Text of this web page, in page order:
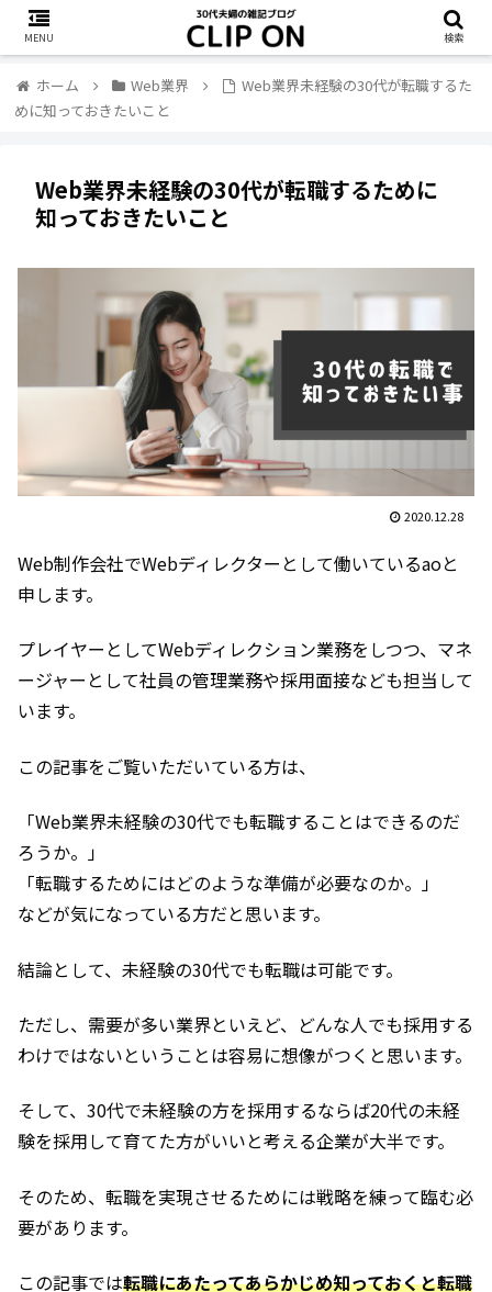
ホーム Web業界
Web業界未経験の30代が転職するた
めに知っておきたいこと
Web業界未経験の30代が転職するために
知っておきたいこと
2020.12.28
Web制作会社でWebディレクターとして働いているaoと
申します。
プレイヤーとしてWebディレクション業務をしつつ、マネ
ージャーとして社員の管理業務や採用面接なども担当して
います。
この記事をご覧いただいている方は、
「Web業界未経験の30代でも転職することはできるのだ
ろうか。」
「転職するためにはどのような準備が必要なのか。」
などが気になっている方だと思います。
結論として、未経験の30代でも転職は可能です。
ただし、需要が多い業界といえど、どんな人でも採用する
わけではないということは容易に想像がつくと思います。
そして、30代で未経験の方を採用するならば20代の未経
験を採用して育てた方がいいと考える企業が大半です。
そのため、転職を実現させるためには戦略を練って臨む必
要があります。
この記事では転職にあたってあらかじめ知っておくと転職
MENU 検索